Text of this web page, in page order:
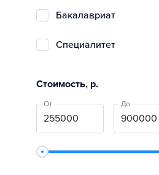
бакалавриат
специалитет
Стоимость, р.
От До